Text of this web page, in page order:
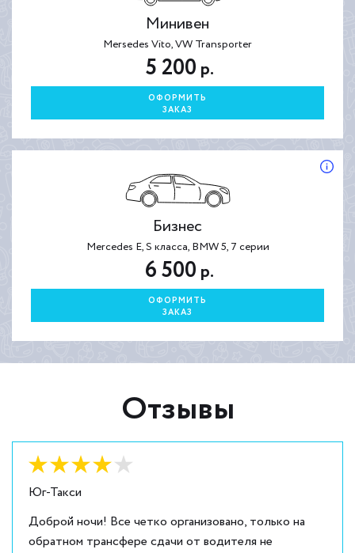
Минивен
Mersedes Vito, VW Transporter
5 200 р.
ОФОРМИТЬ
ЗАКАЗ
Бизнес
Mercedes E, S класса, BMW 5, 7 серии
6 500 р.
ОФОРМИТЬ
ЗАКАЗ
Отзывы
Юг-Такси
Оценка: 4
Доброй ночи! Все четко организовано, только на
обратном трансфере сдачи от водителя не